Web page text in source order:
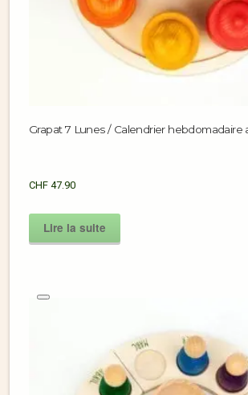
Grapat 7 Lunes / Calendrier hebdomadaire
CHF 47.90
Lire la suite